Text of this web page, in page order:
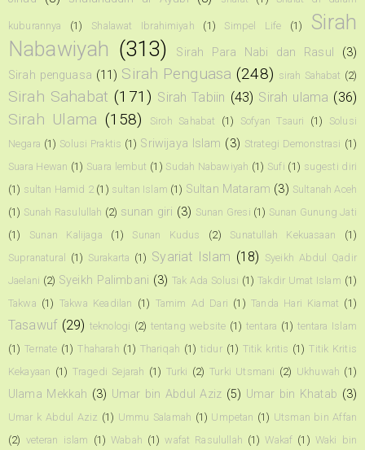
kuburannya (1) Shalawat Ibrahimiyah (1) Simpel Life (1)
Sirah
Nabawiyah (313) Sirah Para Nabi dan Rasul
(3)
Sirah penguasa (11) Sirah Penguasa (248) sirah Sahabat (2)
Sirah Sahabat (171) Sirah Tabiin (43) Sirah ulama (36)
Sirah Ulama (158) Siroh Sahabat (1) Sofyan Tsauri (1)
Solusi
Negara (1) Solusi Praktis (1) Sriwijaya Islam (3) Strategi Demonstrasi (1)
Suara Hewan (1) Suara lembut (1) Sudah Nabawiyah (1) Sufi (1) sugesti diri
(1) sultan Hamid 2 (1) sultan Islam (1) Sultan Mataram (3) Sultanah Aceh
(1) Sunah Rasulullah (2) sunan giri (3) Sunan Gresi (1) Sunan Gunung Jati
(1)
Sunan Kalijaga (1) Sunan Kudus (2) Sunatullah Kekuasaan
(1)
Supranatural
(1) Surakarta (1) Syariat Islam (18) Syeikh Abdul Qadir
Jaelani (2) Syeikh Palimbani (3) Tak Ada Solusi (1) Takdir Umat Islam (1)
Takwa (1) Takwa Keadilan (1) Tamim Ad Dari (1) Tanda Hari Kiamat (1)
Tasawuf (29) teknologi (2) tentang website (1) tentara (1) tentara Islam
(1) Ternate (1) Thaharah (1) Thariqah (1) tidur (1) Titik kritis (1) Titik Kritis
Kekayaan (1) Tragedi Sejarah (1) Turki (2) Turki Utsmani (2) Ukhuwah (1)
Ulama Mekkah (3) Umar bin Abdul Aziz (5) Umar bin Khatab (3)
Umar k Abdul Aziz (1) Ummu Salamah (1) Umpetan (1) Utsman bin Affan
(2) veteran islam (1) Wabah (1) wafat Rasulullah (1) Wakaf (1) Waki bin